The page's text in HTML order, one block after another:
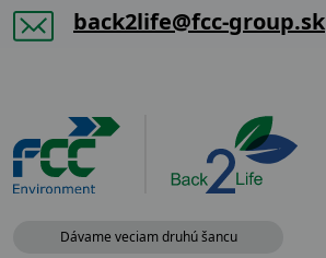
back2life@fcc-group.sk
Dávame veciam druhú šancu